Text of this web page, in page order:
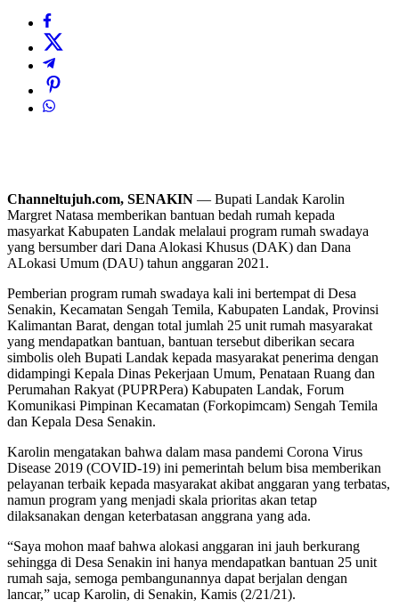
Channeltujuh.com, SENAKIN — Bupati Landak Karolin
Margret Natasa memberikan bantuan bedah rumah kepada
masyarkat Kabupaten Landak melalaui program rumah swadaya
yang bersumber dari Dana Alokasi Khusus (DAK) dan Dana
ALokasi Umum (DAU) tahun anggaran 2021.
Pemberian program rumah swadaya kali ini bertempat di Desa
Senakin, Kecamatan Sengah Temila, Kabupaten Landak, Provinsi
Kalimantan Barat, dengan total jumlah 25 unit rumah masyarakat
yang mendapatkan bantuan, bantuan tersebut diberikan secara
simbolis oleh Bupati Landak kepada masyarakat penerima dengan
didampingi Kepala Dinas Pekerjaan Umum, Penataan Ruang dan
Perumahan Rakyat (PUPRPera) Kabupaten Landak, Forum
Komunikasi Pimpinan Kecamatan (Forkopimcam) Sengah Temila
dan Kepala Desa Senakin.
Karolin mengatakan bahwa dalam masa pandemi Corona Virus
Disease 2019 (COVID-19) ini pemerintah belum bisa memberikan
pelayanan terbaik kepada masyarakat akibat anggaran yang terbatas,
namun program yang menjadi skala prioritas akan tetap
dilaksanakan dengan keterbatasan anggrana yang ada.
“Saya mohon maaf bahwa alokasi anggaran ini jauh berkurang
sehingga di Desa Senakin ini hanya mendapatkan bantuan 25 unit
rumah saja, semoga pembangunannya dapat berjalan dengan
lancar,” ucap Karolin, di Senakin, Kamis (2/21/21).